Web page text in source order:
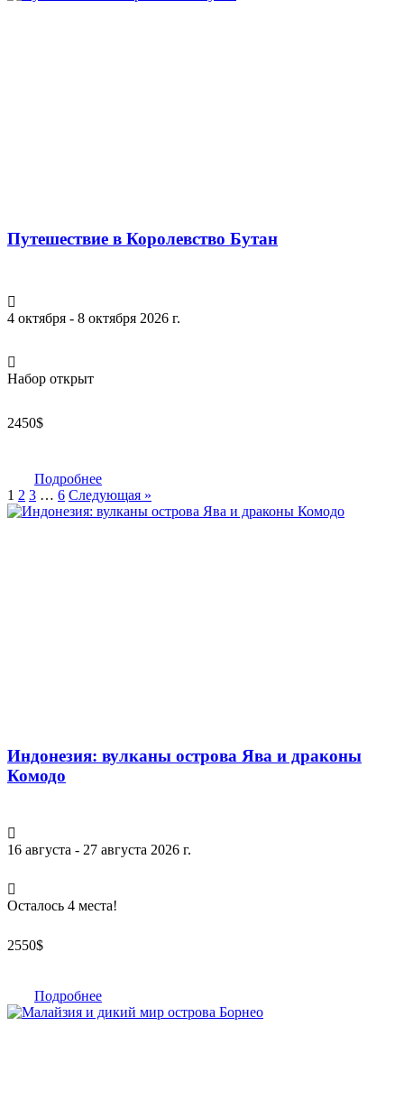
Путешествие в Королевство Бутан
4 октября - 8 октября 2026 г.
Набор открыт
2450$
Подробнее
1 2 3 … 6 Следующая »
Индонезия: вулканы острова Ява и драконы
Комодо
16 августа - 27 августа 2026 г.
Осталось 4 места!
2550$
Подробнее